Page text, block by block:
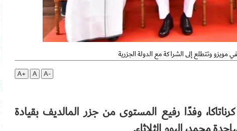
مويزو وتتطلع إلى الشراكة مع الدولة الجزرية
A+
A A-
كرناتاكا، وفدًا رفيع المستوى من جزر المالديف بقيادة